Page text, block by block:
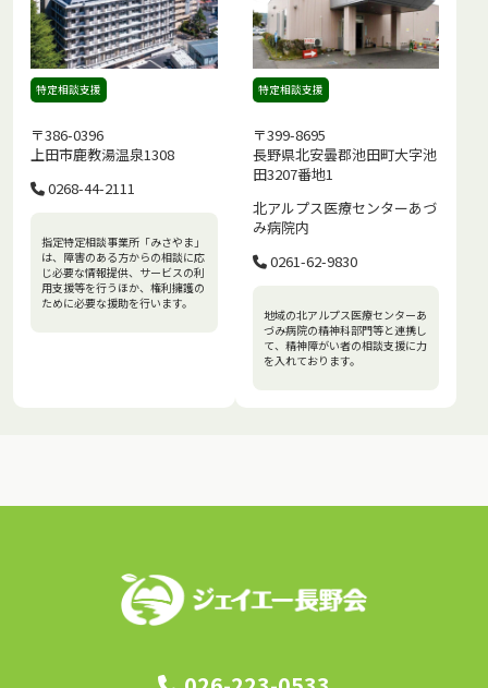
特定相談支援
〒386-0396
上田市鹿教湯温泉1308
0268-44-2111
指定特定相談事業所「みさやま」
は、障害のある方からの相談に応
じ必要な情報提供、サービスの利
用支援等を行うほか、権利擁護の
ために必要な援助を行います。
特定相談支援
〒399-8695
長野県北安曇郡池田町大字池
田3207番地1
北アルプス医療センターあづ
み病院内
0261-62-9830
地域の北アルプス医療センターあ
づみ病院の精神科部門等と連携し
て、精神障がい者の相談支援に力
を入れております。